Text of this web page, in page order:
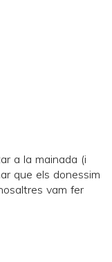
a la mainada (i
que els donessim
vam fer